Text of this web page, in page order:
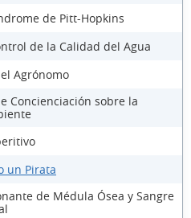
de Pitt-Hopkins
de la Calidad del Agua
Agrónomo
Concienciación sobre la
un Pirata
de Médula Ósea y Sangre